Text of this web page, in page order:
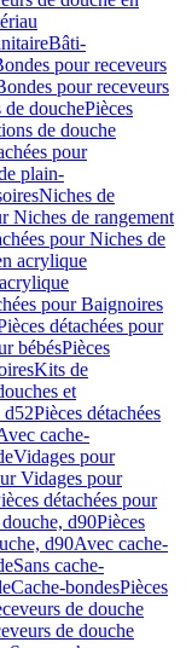
Bâti-
pour receveurs
pour receveurs
de douchePièces
de douche
pour
plain-
Niches de
Niches de rangement
pour Niches de
acrylique
pour Baignoires
détachées pour
bébésPièces
Kits de
et
d52Pièces détachées
cache-
Vidages pour
Vidages pour
détachées pour
d90Pièces
d90Avec cache-
Sans cache-
Cache-bondesPièces
de douche
de douche